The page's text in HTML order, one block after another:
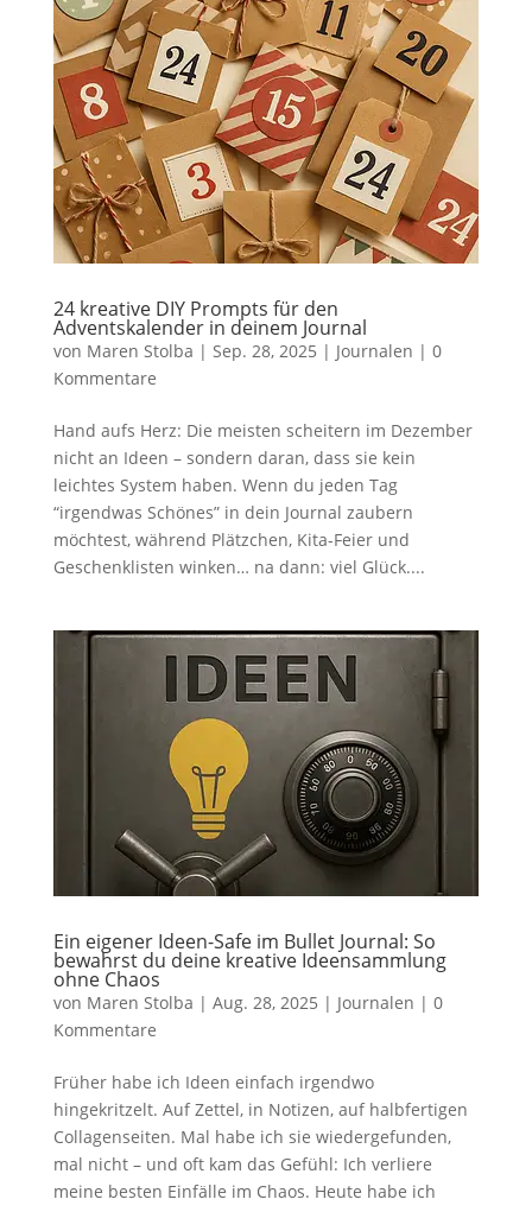
24 kreative DIY Prompts für den
Adventskalender in deinem Journal
von Maren Stolba | Sep. 28, 2025 | Journalen | 0
Kommentare
Hand aufs Herz: Die meisten scheitern im Dezember
nicht an Ideen – sondern daran, dass sie kein
leichtes System haben. Wenn du jeden Tag
“irgendwas Schönes” in dein Journal zaubern
möchtest, während Plätzchen, Kita-Feier und
Geschenklisten winken… na dann: viel Glück....
Ein eigener Ideen-Safe im Bullet Journal: So
bewahrst du deine kreative Ideensammlung
ohne Chaos
von Maren Stolba | Aug. 28, 2025 | Journalen | 0
Kommentare
Früher habe ich Ideen einfach irgendwo
hingekritzelt. Auf Zettel, in Notizen, auf halbfertigen
Collagenseiten. Mal habe ich sie wiedergefunden,
mal nicht – und oft kam das Gefühl: Ich verliere
meine besten Einfälle im Chaos. Heute habe ich